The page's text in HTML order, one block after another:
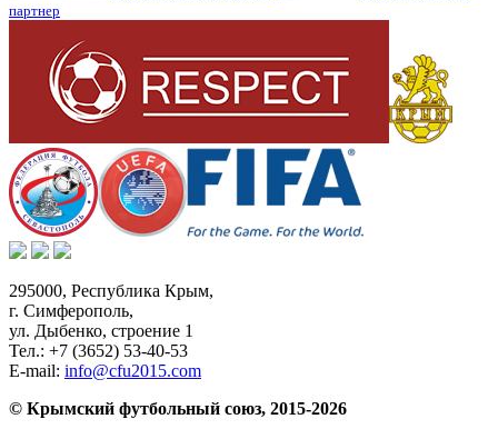
партнер
295000, Республика Крым,
г. Симферополь,
ул. Дыбенко, строение 1
Тел.: +7 (3652) 53-40-53
E-mail: info@cfu2015.com
© Крымский футбольный союз, 2015-2026